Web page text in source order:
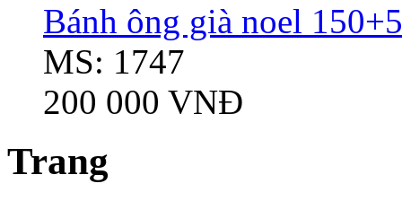
Bánh ông già noel
MS: 1747
200 000 VNĐ
Trang